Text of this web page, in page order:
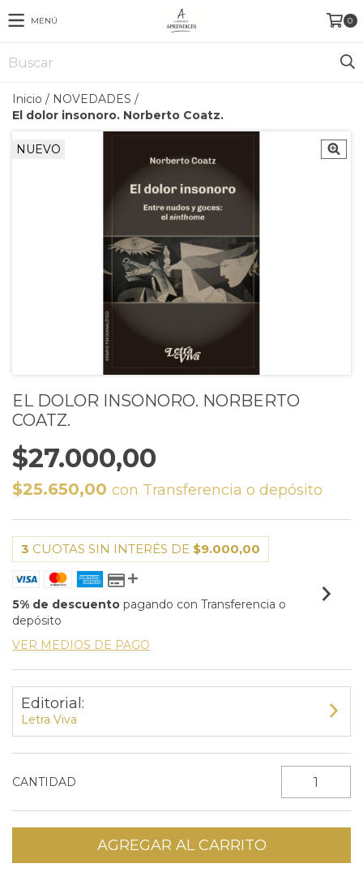
MENÚ 0
Inicio / NOVEDADES /
El dolor insonoro. Norberto Coatz.
NUEVO
EL DOLOR INSONORO. NORBERTO
COATZ.
$27.000,00
$25.650,00 con Transferencia o depósito
3 CUOTAS SIN INTERÉS DE $9.000,00
5% de descuento pagando con Transferencia o
depósito
VER MEDIOS DE PAGO
Editorial:
Letra Viva
CANTIDAD